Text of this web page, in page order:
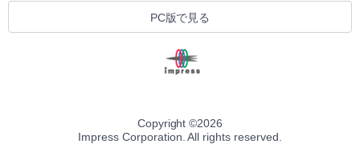
PC版で見る
Copyright ©2026
Impress Corporation. All rights reserved.